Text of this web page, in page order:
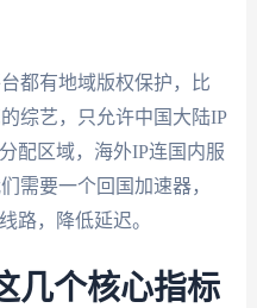
都有地域版权保护，比
综艺，只允许中国大陆IP
配区域，海外IP连国内服
需要一个回国加速器，
路，降低延迟。
几个核心指标